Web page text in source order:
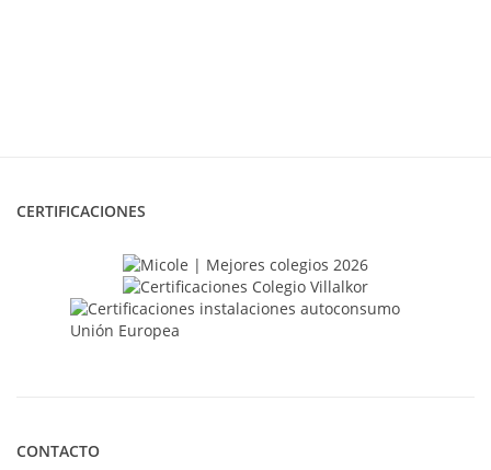
CERTIFICACIONES
CONTACTO